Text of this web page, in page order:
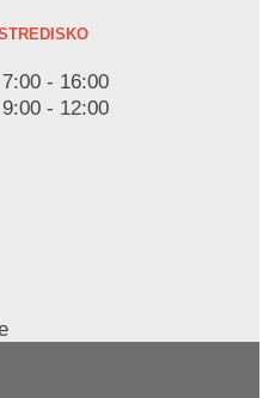
7:00 - 16:00
9:00 - 12:00